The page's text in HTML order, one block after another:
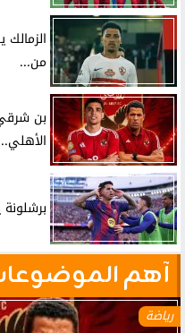
من...
بن
آهم
رياضة